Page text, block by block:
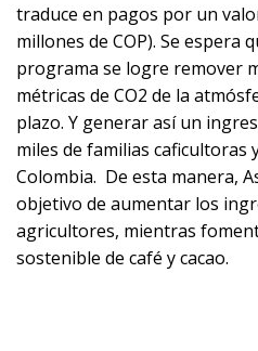
traduce en pagos por un
millones de COP). Se espera
programa se logre remover
métricas de CO2 de la
plazo. Y generar así un
miles de familias caficultoras
Colombia. De esta manera,
objetivo de aumentar los
agricultores, mientras
sostenible de café y cacao.